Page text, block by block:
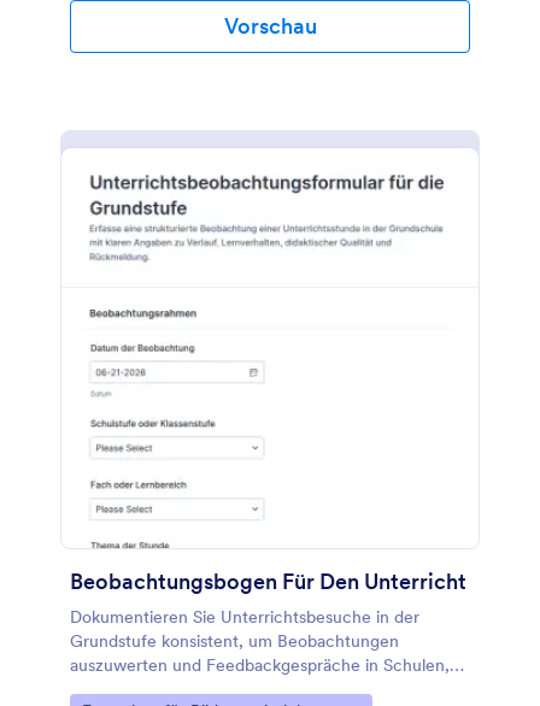
Vorschau
Beobachtungsbogen Für Den Unterricht
Dokumentieren Sie Unterrichtsbesuche in der
Grundstufe konsistent, um Beobachtungen
auszuwerten und Feedbackgespräche in Schulen,
Ausbildungssettings und Kollegien besser